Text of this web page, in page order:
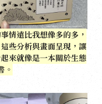
情遠比我想像多的多，
些分析與畫面呈現，讓
來就像是一本關於生態
。